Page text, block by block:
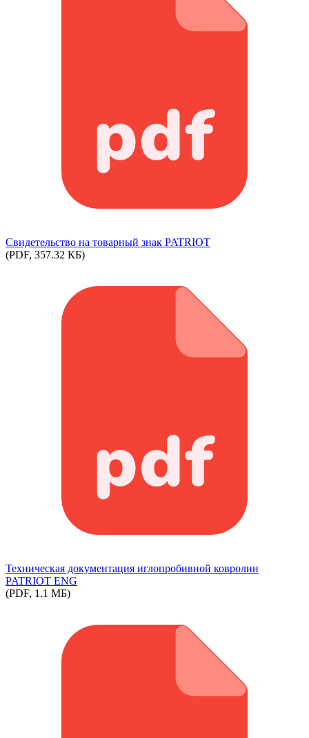
Свидетельство на товарный знак PATRIOT
(PDF, 357.32 КБ)
Техническая документация иглопробивной ковролин
PATRIOT ENG
(PDF, 1.1 МБ)